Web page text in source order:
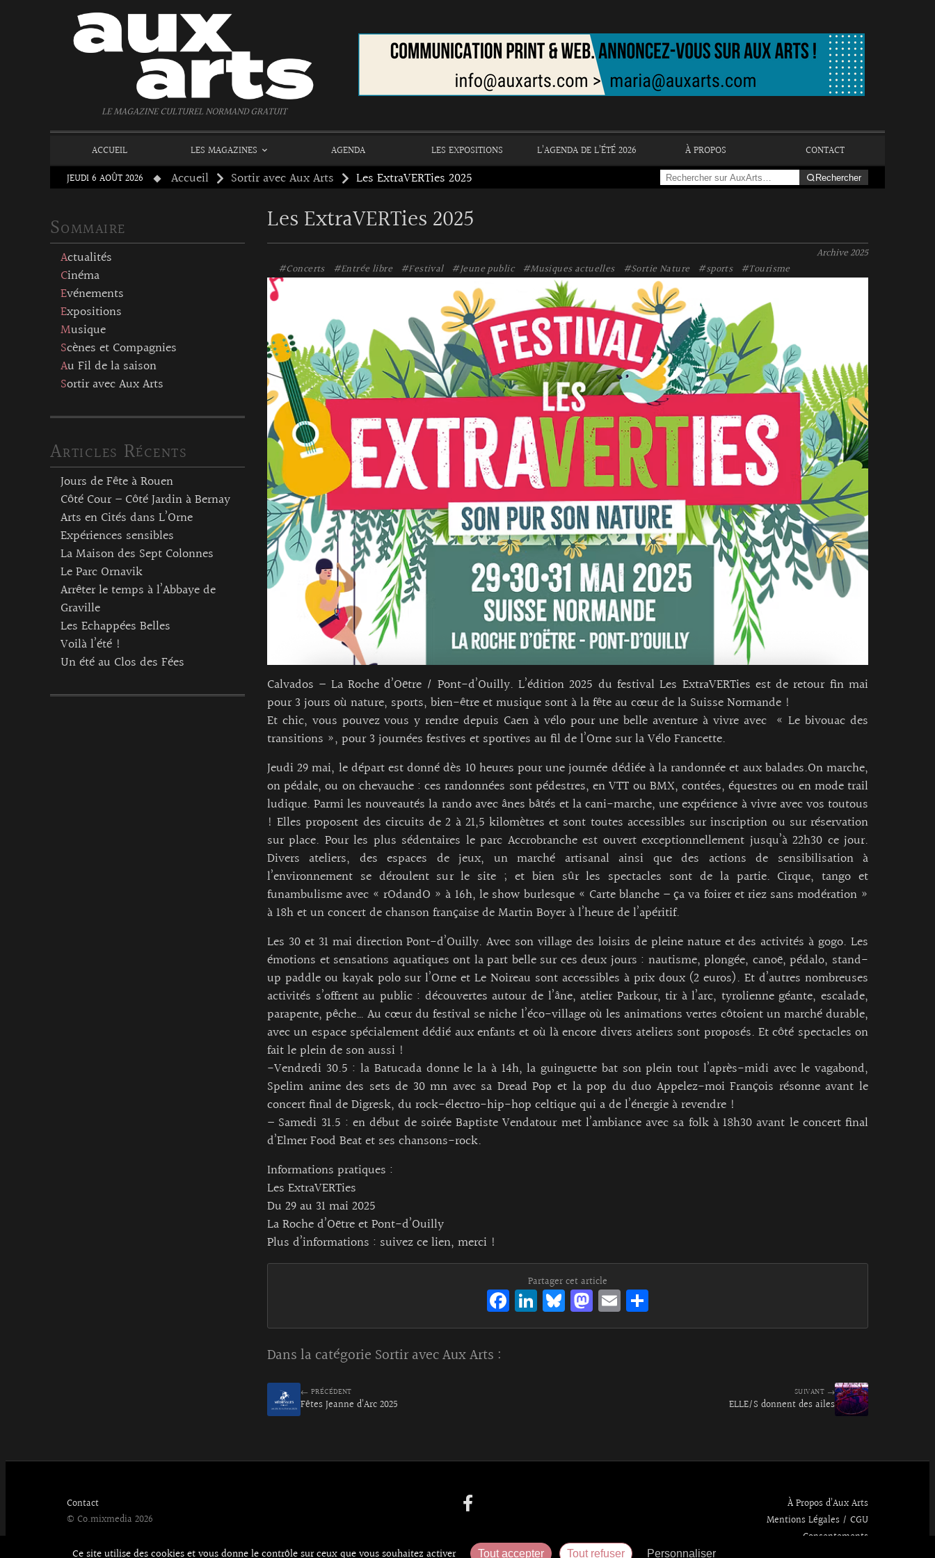
LE MAGAZINE CULTUREL NORMAND GRATUIT
ACCUEIL LES MAGAZINES AGENDA LES EXPOSITIONS L’AGENDA DE L’ÉTÉ 2026 À PROPOS
CONTACT
JEUDI 6 AOÛT 2026
Accueil Sortir avec Aux Arts Les ExtraVERTies 2025 Rechercher
Sommaire
Actualités
Cinéma
Evénements
Expositions
Musique
Scènes et Compagnies
Au Fil de la saison
Sortir avec Aux Arts
Articles Récents
Jours de Fête à Rouen
Côté Cour – Côté Jardin à Bernay
Arts en Cités dans L’Orne
Expériences sensibles
La Maison des Sept Colonnes
Le Parc Ornavik
Arrêter le temps à l’Abbaye de
Graville
Les Echappées Belles
Voilà l’été !
Un été au Clos des Fées
Les ExtraVERTies 2025
Archive2025
#Concerts
#Entrée libre #Festival #Jeune public #Musiques actuelles #Sortie Nature #sports #Tourisme
Calvados – La Roche d’Oëtre / Pont-d’Ouilly. L’édition 2025 du festival Les ExtraVERTies est de retour fin mai
pour 3 jours où nature, sports, bien-être et musique sont à la fête au cœur de la Suisse Normande !
Et chic, vous pouvez vous y rendre depuis Caen à vélo pour une belle aventure à vivre avec « Le bivouac des
transitions », pour 3 journées festives et sportives au fil de l’Orne sur la Vélo Francette.
Jeudi 29 mai, le départ est donné dès 10 heures pour une journée dédiée à la randonnée et aux balades.On marche,
on pédale, ou on chevauche : ces randonnées sont pédestres, en VTT ou BMX, contées, équestres ou en mode trail
ludique. Parmi les nouveautés la rando avec ânes bâtés et la cani-marche, une expérience à vivre avec vos toutous
! Elles proposent des circuits de 2 à 21,5 kilomètres et sont toutes accessibles sur inscription ou sur réservation
sur place. Pour les plus sédentaires le parc Accrobranche est ouvert exceptionnellement jusqu’à 22h30 ce jour.
Divers ateliers, des espaces de jeux, un marché artisanal ainsi que des actions de sensibilisation à
l’environnement se déroulent sur le site ; et bien sûr les spectacles sont de la partie. Cirque, tango et
funambulisme avec « rOdandO » à 16h, le show burlesque « Carte blanche – ça va foirer et riez sans modération »
à 18h et un concert de chanson française de Martin Boyer à l’heure de l’apéritif.
Les 30 et 31 mai direction Pont-d’Ouilly. Avec son village des loisirs de pleine nature et des activités à gogo. Les
émotions et sensations aquatiques ont la part belle sur ces deux jours : nautisme, plongée, canoë, pédalo, stand-
up paddle ou kayak polo sur l’Orne et Le Noireau sont accessibles à prix doux (2 euros). Et d’autres nombreuses
activités s’offrent au public : découvertes autour de l’âne, atelier Parkour, tir à l’arc, tyrolienne géante, escalade,
parapente, pêche… Au cœur du festival se niche l’éco-village où les animations vertes côtoient un marché durable,
avec un espace spécialement dédié aux enfants et où là encore divers ateliers sont proposés. Et côté spectacles on
fait le plein de son aussi !
-Vendredi 30.5 : la Batucada donne le la à 14h, la guinguette bat son plein tout l’après-midi avec le vagabond,
Spelim anime des sets de 30 mn avec sa Dread Pop et la pop du duo Appelez-moi François résonne avant le
concert final de Digresk, du rock-électro-hip-hop celtique qui a de l’énergie à revendre !
– Samedi 31.5 : en début de soirée Baptiste Vendatour met l’ambiance avec sa folk à 18h30 avant le concert final
d’Elmer Food Beat et ses chansons-rock.
Informations pratiques :
Les ExtraVERTies
Du 29 au 31 mai 2025
La Roche d’Oëtre et Pont-d’Ouilly
Plus d’informations : suivez ce lien, merci !
Partager cet article
Fa
ce
Li
n
Bl
ue
M
as
E
m rt
Dans la catégorie Sortir avec Aux Arts :
← PRÉCÉDENT
Fêtes Jeanne d’Arc 2025
SUIVANT →
ELLE/S donnent des ailes
Contact
© Co.mixmedia 2026
À Propos d’Aux Arts
Mentions Légales / CGU
Consentements
Panneau de gestion des cookies
Ce site utilise des cookies et vous donne le contrôle sur ceux que vous souhaitez activer Tout accepter Tout refuser Personnaliser